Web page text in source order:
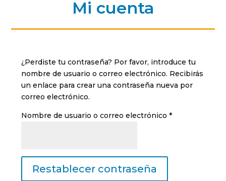
Mi cuenta
¿Perdiste tu contraseña? Por favor, introduce tu
nombre de usuario o correo electrónico. Recibirás
un enlace para crear una contraseña nueva por
correo electrónico.
Nombre de usuario o correo electrónico*Obligatorio
Restablecer contraseña